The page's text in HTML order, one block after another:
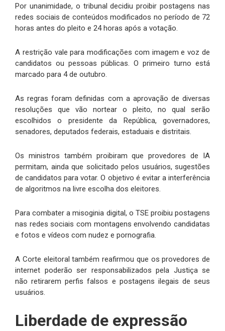
Por unanimidade, o tribunal decidiu proibir postagens nas
redes sociais de conteúdos modificados no período de 72
horas antes do pleito e 24 horas após a votação.
A restrição vale para modificações com imagem e voz de
candidatos ou pessoas públicas. O primeiro turno está
marcado para 4 de outubro.
As regras foram definidas com a aprovação de diversas
resoluções que vão nortear o pleito, no qual serão
escolhidos o presidente da República, governadores,
senadores, deputados federais, estaduais e distritais.
Os ministros também proibiram que provedores de IA
permitam, ainda que solicitado pelos usuários, sugestões
de candidatos para votar. O objetivo é evitar a interferência
de algoritmos na livre escolha dos eleitores.
Para combater a misoginia digital, o TSE proibiu postagens
nas redes sociais com montagens envolvendo candidatas
e fotos e vídeos com nudez e pornografia.
A Corte eleitoral também reafirmou que os provedores de
internet poderão ser responsabilizados pela Justiça se
não retirarem perfis falsos e postagens ilegais de seus
usuários.
Liberdade de expressão